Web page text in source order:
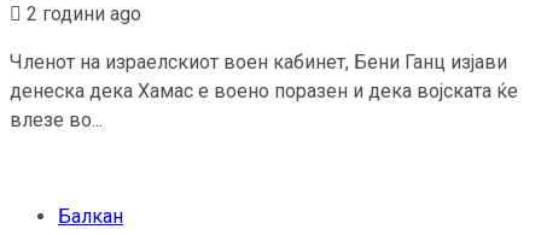
2 години ago
Членот на израелскиот воен кабинет, Бени Ганц изјави
денеска дека Хамас е воено поразен и дека војската ќе
влезе во...
Балкан